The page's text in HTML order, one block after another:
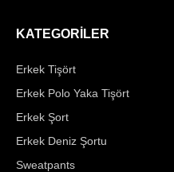
KATEGORİLER
Erkek Tişört
Erkek Polo Yaka Tişört
Erkek Şort
Erkek Deniz Şortu
Sweatpants